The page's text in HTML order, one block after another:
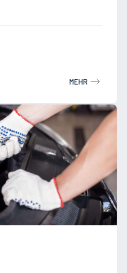
MEHR